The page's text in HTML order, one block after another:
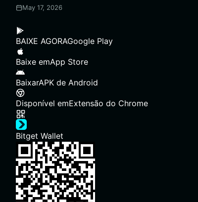
May 17, 2026
BAIXE AGORAGoogle Play
Baixe emApp Store
BaixarAPK de Android
Disponível emExtensão do Chrome
Bitget Wallet